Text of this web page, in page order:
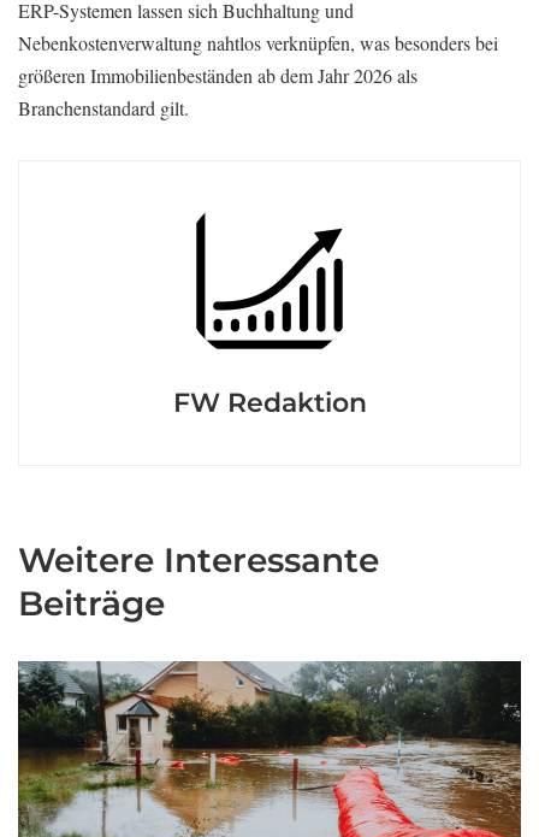
ERP-Systemen lassen sich Buchhaltung und
Nebenkostenverwaltung nahtlos verknüpfen, was besonders bei
größeren Immobilienbeständen ab dem Jahr 2026 als
Branchenstandard gilt.
FW Redaktion
Weitere Interessante
Beiträge